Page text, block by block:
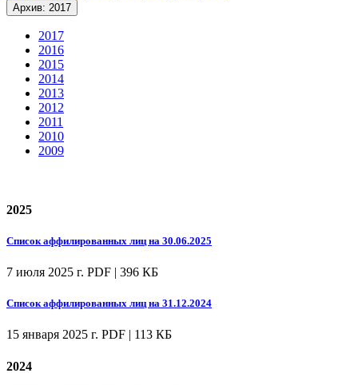
Архив: 2017
2017
2016
2015
2014
2013
2012
2011
2010
2009
2025
Список аффилированных лиц на 30.06.2025
7 июля 2025 г. PDF | 396 КБ
Список аффилированных лиц на 31.12.2024
15 января 2025 г. PDF | 113 КБ
2024